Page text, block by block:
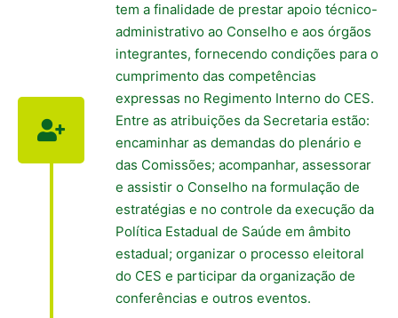
tem a finalidade de prestar apoio técnico-
administrativo ao Conselho e aos órgãos
integrantes, fornecendo condições para o
cumprimento das competências
expressas no Regimento Interno do CES.
Entre as atribuições da Secretaria estão:
encaminhar as demandas do plenário e
das Comissões; acompanhar, assessorar
e assistir o Conselho na formulação de
estratégias e no controle da execução da
Política Estadual de Saúde em âmbito
estadual; organizar o processo eleitoral
do CES e participar da organização de
conferências e outros eventos.